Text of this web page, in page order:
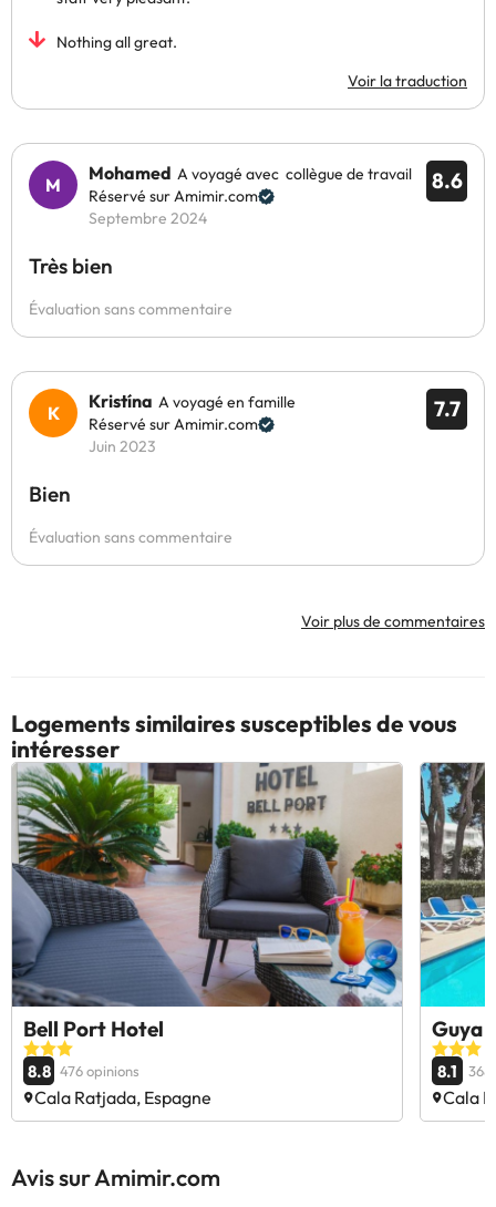
Nothing all great.
Voir la traduction
8.6
Mohamed A voyagé avec collègue de travail
Réservé sur Amimir.com
Septembre 2024
Très bien
Évaluation sans commentaire
7.7
Kristína A voyagé en famille
Réservé sur Amimir.com
Juin 2023
Bien
Évaluation sans commentaire
Voir plus de commentaires
Logements similaires susceptibles de vous
intéresser
Bell Port Hotel
8.8 476 opinions
Cala Ratjada, Espagne
Guya
8.1 368
Cala
Avis sur Amimir.com